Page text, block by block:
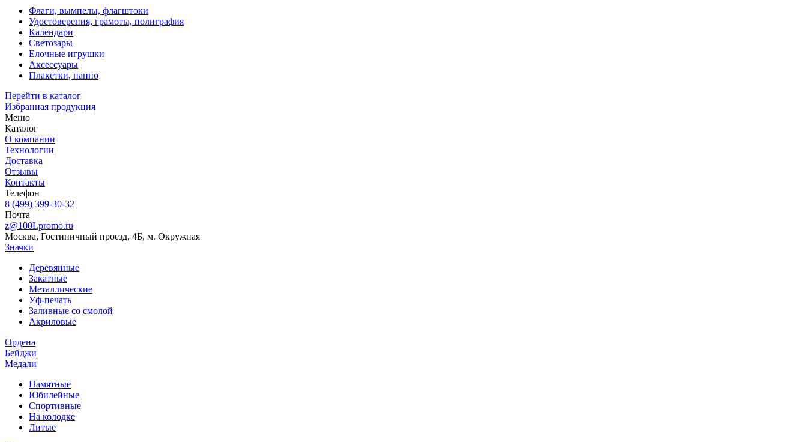
Флаги, вымпелы, флагштоки
Удостоверения, грамоты, полиграфия
Календари
Светозары
Елочные игрушки
Аксессуары
Плакетки, панно
Перейти в каталог
Избранная продукция
Меню
Каталог
О компании
Технологии
Доставка
Отзывы
Контакты
Телефон
8 (499) 399-30-32
Почта
z@100Lpromo.ru
Москва, Гостиничный проезд, 4Б, м. Окружная
Значки
Деревянные
Закатные
Металлические
Уф-печать
Заливные со смолой
Акриловые
Ордена
Бейджи
Медали
Памятные
Юбилейные
Спортивные
На колодке
Литые